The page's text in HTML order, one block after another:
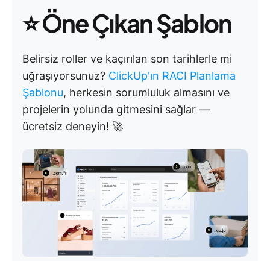
⭐Öne Çıkan Şablon
Belirsiz roller ve kaçırılan son tarihlerle mi
uğraşıyorsunuz? ClickUp'ın RACI Planlama
Şablonu, herkesin sorumluluk almasını ve
projelerin yolunda gitmesini sağlar —
ücretsiz deneyin! 🚀